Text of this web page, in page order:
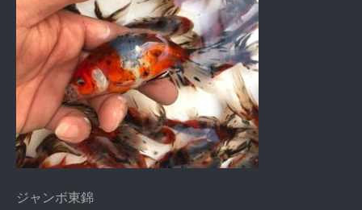
ジャンボ東錦